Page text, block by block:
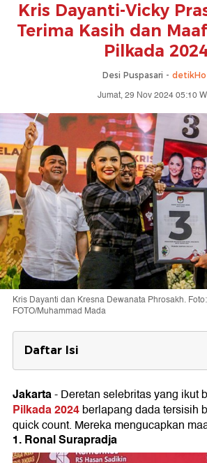
Kris Dayanti-Vicky
Terima Kasih dan
Pilkada
Desi Puspasari -
Jumat, 29 Nov 2024 05:10
Kris Dayanti dan Kresna Dewanata Phrosakh.
FOTO/Muhammad Mada
Daftar Isi
1. Ronal Surapradja
2. Kris Dayanti
3. Vicky Prasetyo
4. Gilang Dirga
Jakarta-Deretan selebritas yang ikut
Pilkada 2024berlapang dada tersisih
quick count. Mereka mengucapkan
1. Ronal Surapradja